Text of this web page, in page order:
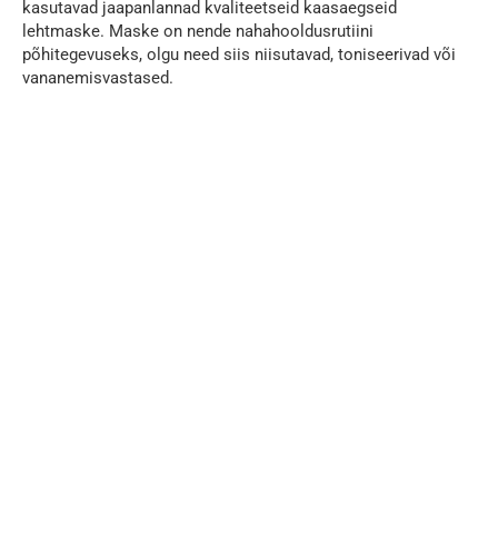
kasutavad jaapanlannad kvaliteetseid kaasaegseid
lehtmaske. Maske on nende nahahooldusrutiini
põhitegevuseks, olgu need siis niisutavad, toniseerivad või
vananemisvastased.